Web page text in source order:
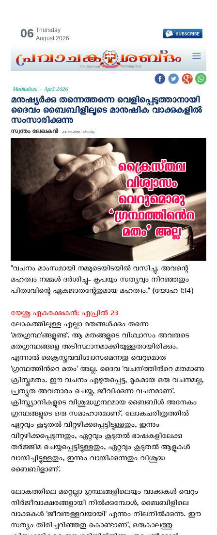
06 Thursday
August 2026
Meditation. - April 2026
മനുഷ്യര്‍ക്കു തന്നെത്തന്നെ വെളിപ്പെടുത്താനായി
ദൈവം ബൈബിളിലൂടെ മാനുഷിക വാക്കുകളില്‍
സംസാരിക്കുന്നു
സ്വന്തം ലേഖകന്‍ 23-04-2018 - Monday
"വചനം മാംസമായി നമ്മുടെയിടയിൽ വസിച്ചു. അവന്റെ
മഹത്വം നമ്മൾ ദർശിച്ചു- കൃപയും സത്യവും നിറഞ്ഞതും
പിതാവിന്റെ ഏകജാതന്റേതുമായ മഹത്വം." (യോഹ 1:14)
യേശു ഏകരക്ഷകൻ: ഏപ്രില്‍ 23
ലോകത്തിലുള്ള എല്ലാ മതങ്ങൾക്കും തന്നെ
'മതഗ്രന്ഥ'ങ്ങളുണ്ട്. ആ മതങ്ങളുടെ വിശ്വാസം അവരുടെ
മതഗ്രന്ഥങ്ങളെ അടിസ്ഥാനമാക്കിയുള്ളതായിരിക്കും.
എന്നാൽ ക്രൈസ്തവവിശ്വാസമെന്നതു വെറുമൊരു
'ഗ്രന്ഥത്തിന്‍റെ മതം' അല്ല. ദൈവ 'വചന'ത്തിന്‍റെ മതമാണു
ക്രിസ്തുമതം. ഈ വചനം എഴുതപ്പെട്ട, മൂകമായ ഒരു വചനമല്ല,
പ്രത്യുത അവതാരം ചെയ്ത, ജീവിക്കുന്ന വചനമാണ്.
ക്രിസ്ത്യാനികളുടെ വിശുദ്ധഗ്രന്ഥമായ ബൈബിൾ അനേകം
ഗ്രന്ഥങ്ങളുടെ ഒരു സമാഹാരമാണ്. ലോകചരിത്രത്തിൽ
ഏറ്റവും കൂടുതൽ വിറ്റഴിക്കപ്പെട്ടിട്ടുള്ളതും, ഇന്നും
വിറ്റഴിക്കപ്പെടുന്നതും, ഏറ്റവും കൂടുതൽ ഭാഷകളിലേക്കു
തർജ്ജിമ ചെയ്യപ്പെട്ടിട്ടുള്ളതും, ഏറ്റവും കൂടുതൽ ആളുകൾ
വായിച്ചിട്ടുള്ളതും, ഇന്നും വായിക്കുന്നതും വിശുദ്ധ
ബൈബിളാണ്.
ലോകത്തിലെ മറ്റെല്ലാ ഗ്രന്ഥങ്ങളിലെയും വാക്കുകൾ വെറും
നിര്‍ജീവാക്ഷരങ്ങളായി നിൽക്കുമ്പോൾ, ബൈബിളിലെ
വാക്കുകൾ 'ജീവനുള്ളവയായി' എന്നും നിലനിൽക്കുന്നു. ഈ
സത്യം തിരിച്ചറിഞ്ഞതു കൊണ്ടാണ്, ഒരുകാലത്തു